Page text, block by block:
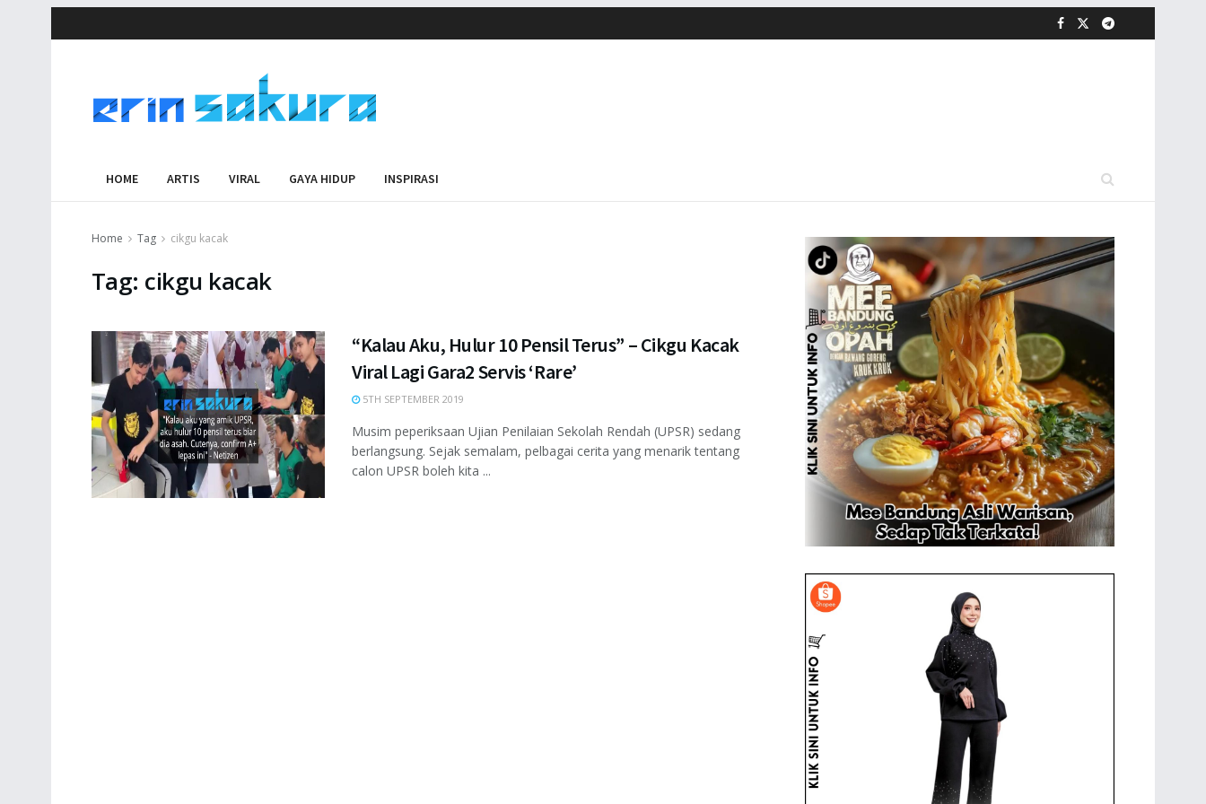
HOME ARTIS VIRAL GAYA HIDUP INSPIRASI
Home Tag cikgu kacak
Tag: cikgu kacak
“Kalau Aku, Hulur 10 Pensil Terus” – Cikgu Kacak
Viral Lagi Gara2 Servis ‘Rare’
5TH SEPTEMBER 2019
Musim peperiksaan Ujian Penilaian Sekolah Rendah (UPSR) sedang
berlangsung. Sejak semalam, pelbagai cerita yang menarik tentang
calon UPSR boleh kita ...